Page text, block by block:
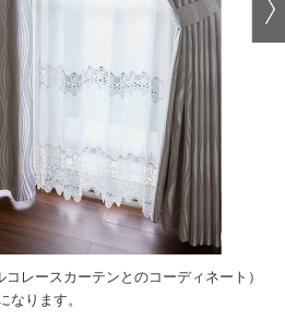
コレースカーテンとのコーディネート）
ります。